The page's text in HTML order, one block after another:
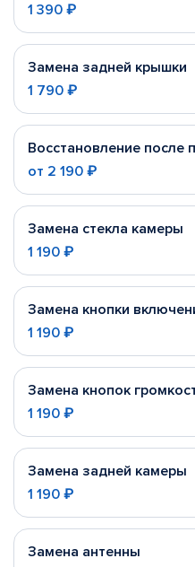
1 390 ₽
Замена задней крышки
1 790 ₽
Восстановление после
от 2 190 ₽
Замена стекла камеры
1 190 ₽
Замена кнопки
1 190 ₽
Замена кнопок
1 190 ₽
Замена задней камеры
1 190 ₽
Замена антенны